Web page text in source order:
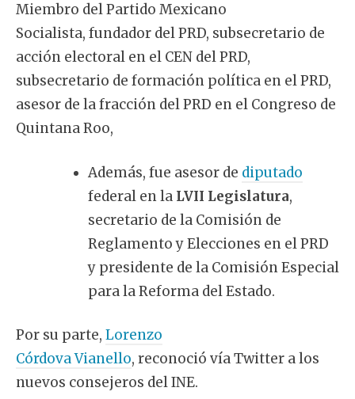
Miembro del Partido Mexicano
Socialista, fundador del PRD, subsecretario de
acción electoral en el CEN del PRD,
subsecretario de formación política en el PRD,
asesor de la fracción del PRD en el Congreso de
Quintana Roo,
Además, fue asesor de diputado
federal en la LVII Legislatura,
secretario de la Comisión de
Reglamento y Elecciones en el PRD
y presidente de la Comisión Especial
para la Reforma del Estado.
Por su parte, Lorenzo
Córdova Vianello, reconoció vía Twitter a los
nuevos consejeros del INE.